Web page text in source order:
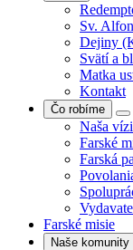
Sv.
Dejiny
Svätí a
Matka
Kontakt
Čo robíme
Naša
Farské
Farská
Farské misie
Naše komunity